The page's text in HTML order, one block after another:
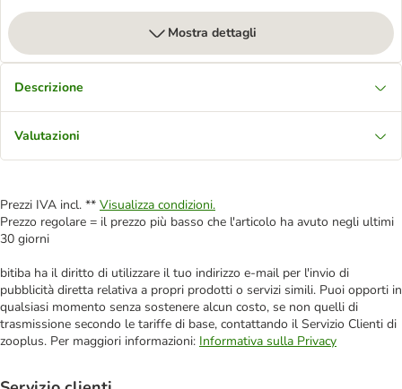
Mostra dettagli
Descrizione
Valutazioni
Prezzi IVA incl. ** Visualizza condizioni.
Prezzo regolare = il prezzo più basso che l'articolo ha avuto negli ultimi
30 giorni
bitiba ha il diritto di utilizzare il tuo indirizzo e-mail per l'invio di
pubblicità diretta relativa a propri prodotti o servizi simili. Puoi opporti in
qualsiasi momento senza sostenere alcun costo, se non quelli di
trasmissione secondo le tariffe di base, contattando il Servizio Clienti di
zooplus. Per maggiori informazioni: Informativa sulla Privacy